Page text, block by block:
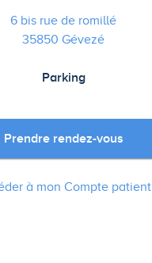
6 bis rue de romillé
35850 Gévezé
Parking
Prendre rendez-vous
à mon Compte patient